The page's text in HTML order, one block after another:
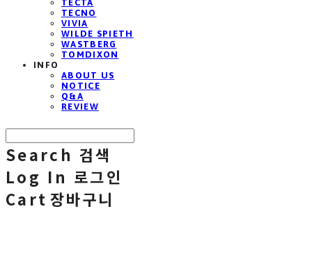
TECTA
TECNO
VIVIA
WILDE SPIETH
WASTBERG
TOMDIXON
INFO
ABOUT US
NOTICE
Q&A
REVIEW
Search 검색
Log In 로그인
Cart 장바구니